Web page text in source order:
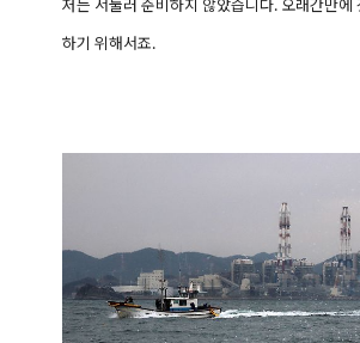
저는 서둘러 준비하지 않았습니다. 오래간만에
하기 위해서죠.